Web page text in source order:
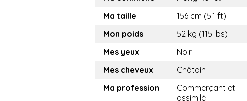
Ma taille
156 cm (5.1 ft)
Mon poids
52 kg (115 lbs)
Mes yeux
Noir
Mes cheveux
Châtain
Ma profession
Commerçant et
assimilé